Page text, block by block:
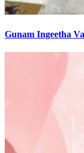
Gunam Ingeetha